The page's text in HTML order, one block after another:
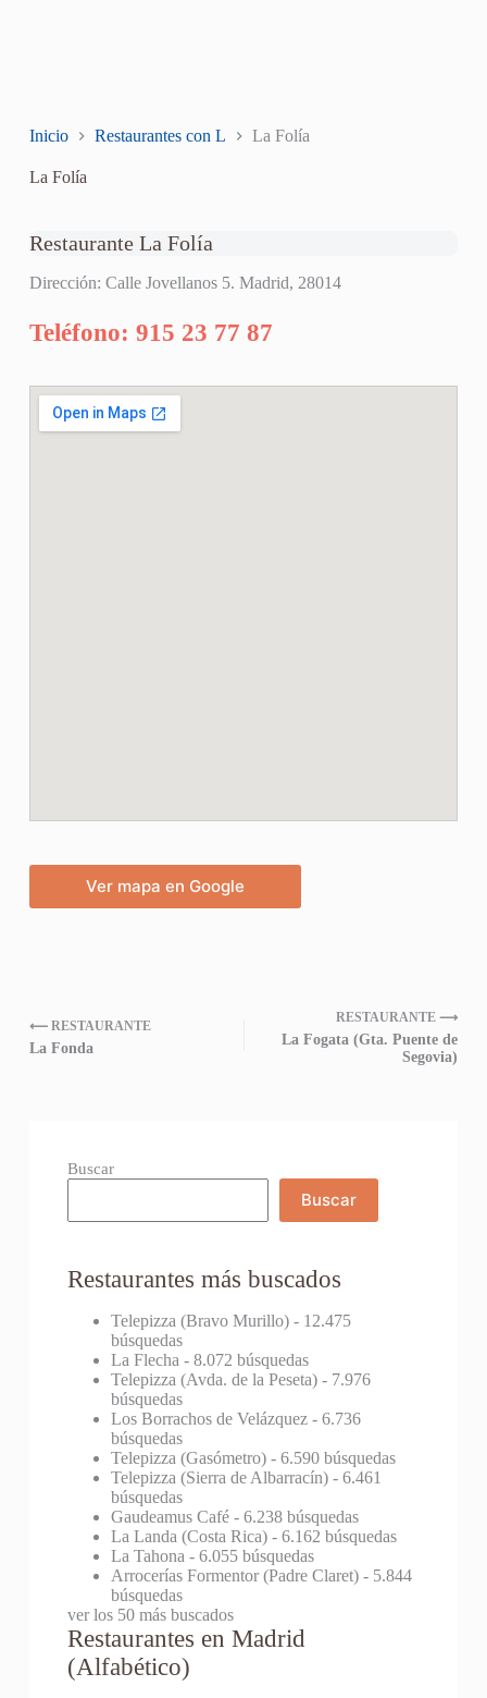
Inicio Restaurantes con L La Folía
La Folía
Restaurante La Folía
Dirección: Calle Jovellanos 5. Madrid, 28014
Teléfono: 915 23 77 87
Ver mapa en Google
⟵ RESTAURANTE
La Fonda
RESTAURANTE ⟶
La Fogata (Gta. Puente de
Segovia)
Buscar
Buscar
Restaurantes más buscados
Telepizza (Bravo Murillo)- 12.475
búsquedas
La Flecha - 8.072 búsquedas
Telepizza (Avda. de la Peseta)- 7.976
búsquedas
Los Borrachos de Velázquez- 6.736
búsquedas
Telepizza (Gasómetro)- 6.590 búsquedas
Telepizza (Sierra de Albarracín)- 6.461
búsquedas
Gaudeamus Café- 6.238 búsquedas
La Landa (Costa Rica)- 6.162 búsquedas
La Tahona - 6.055 búsquedas
Arrocerías Formentor (Padre Claret)- 5.844
búsquedas
ver los 50 más buscados
Restaurantes en Madrid
(Alfabético)